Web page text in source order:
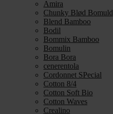
Amira
Chunky Blød Bomuld
Blend Bamboo
Bodil
Bommix Bamboo
Bomulin
Bora Bora
cenerentola
Cordonnet SPecial
Cotton 8/4
Cotton Soft Bio
Cotton Waves
Crealino